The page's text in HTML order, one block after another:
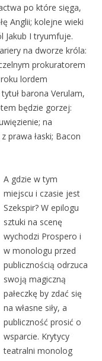
po które sięga,
Anglii; kolejne wieki
Jakub I tryumfuje.
na dworze króla:
prokuratorem
lordem
barona Verulam,
będzie gorzej:
na
prawa łaski; Bacon
A gdzie w tym
miejscu i czasie jest
Szekspir? W epilogu
sztuki na scenę
wychodzi Prospero i
w monologu przed
publicznością odrzuca
swoją magiczną
pałeczkę by zdać się
na własne siły, a
publiczność prosić o
wsparcie. Krytycy
teatralni monolog